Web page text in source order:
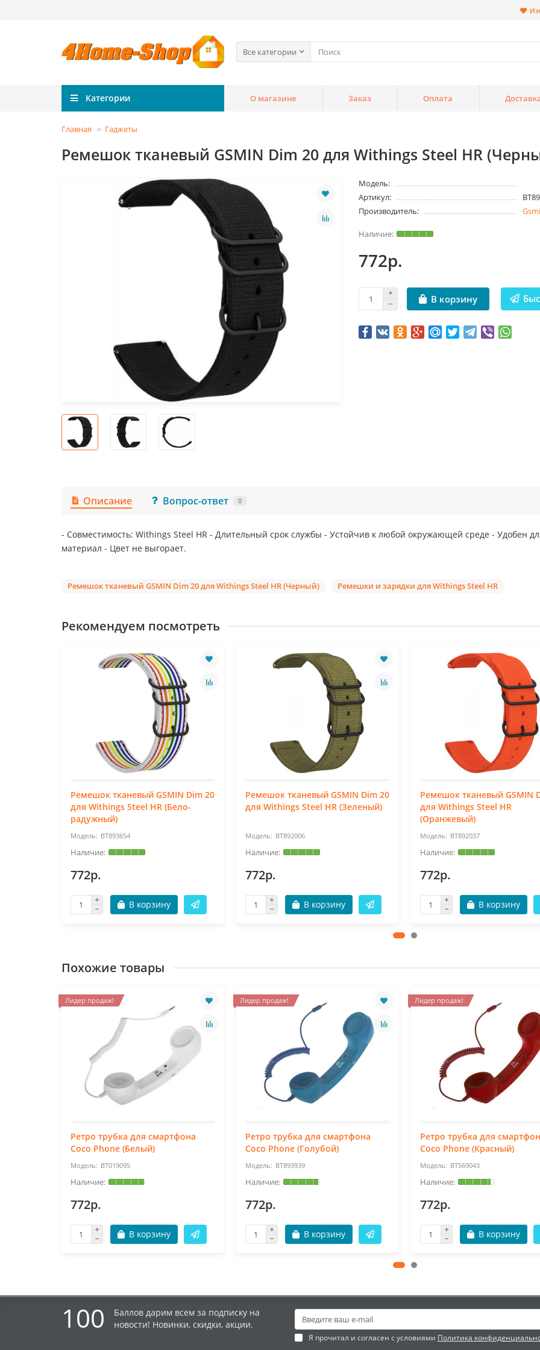
Все категории
Категории О магазине Заказ Оплата
Главная Гаджеты
Ремешок тканевый GSMIN Dim 20 для Withings Steel HR
Модель:
Артикул:
Производитель:
772р.
В корзину
Описание Вопрос-ответ 0
- Совместимость: Withings Steel HR - Длительный срок службы - Устойчив к любой окружающей среде - Удобен
материал - Цвет не выгорает.
Ремешок тканевый GSMIN Dim 20 для Withings Steel HR (Черный) Ремешки и зарядки для Withings Steel HR
Рекомендуем посмотреть
Ремешок тканевый GSMIN Dim 20
для Withings Steel HR (Бело-
радужный)
BT893654
772р.
В корзину
Ремешок тканевый GSMIN Dim 20
для Withings Steel HR (Зеленый)
BT892006
772р.
В корзину
Ремешок тканевый GSMIN
для Withings Steel HR
(Оранжевый)
BT892037
772р.
В корзину
Похожие товары
Лидер продаж!
Ретро трубка для смартфона
Coco Phone (Белый)
BT019095
772р.
В корзину
Лидер продаж!
Ретро трубка для смартфона
Coco Phone (Голубой)
BT893939
772р.
В корзину
Лидер продаж!
Ретро трубка для
Coco Phone (Красный)
BT569043
772р.
В корзину
100
Баллов дарим всем за подписку на
новости! Новинки, скидки, акции.
Я прочитал и согласен с условиями Политика